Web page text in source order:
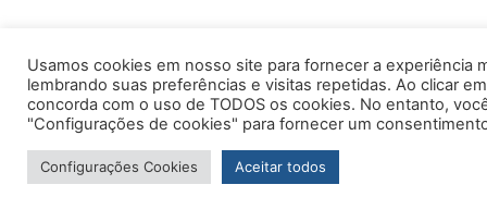
Usamos cookies em nosso site para fornecer a experiência
lembrando suas preferências e visitas repetidas. Ao clicar
concorda com o uso de TODOS os cookies. No entanto,
"Configurações de cookies" para fornecer um
Configurações Cookies Aceitar todos